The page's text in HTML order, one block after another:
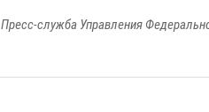
Пресс-служба Управления